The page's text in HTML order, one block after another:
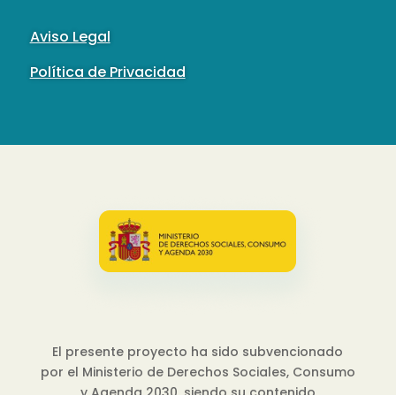
Aviso Legal
Política de Privacidad
El presente proyecto ha sido subvencionado
por el Ministerio de Derechos Sociales, Consumo